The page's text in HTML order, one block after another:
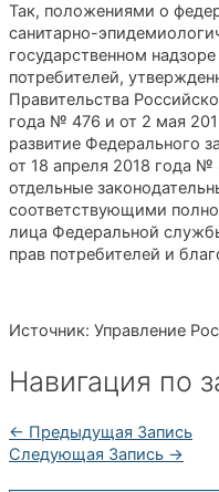
Так, положениями о
санитарно-
государственном
потребителей,
Правительства
года № 476 и от 2 мая
развитие Федерального
от 18 апреля 2018 года
отдельные
соответствующими
лица Федеральной
прав потребителей и
Источник: Управление
Навигация по
← Предыдущая Запись
Следующая Запись →